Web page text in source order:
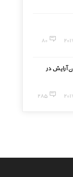
80
آرایش در
285